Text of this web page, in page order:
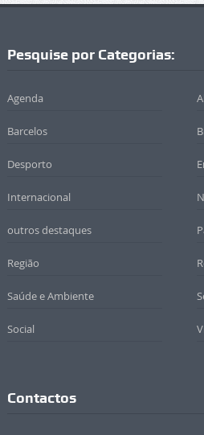
Pesquise por Categorias:
Agenda
Barcelos
Desporto
Internacional
outros destaques
Região
Saúde e Ambiente
Social
Contactos